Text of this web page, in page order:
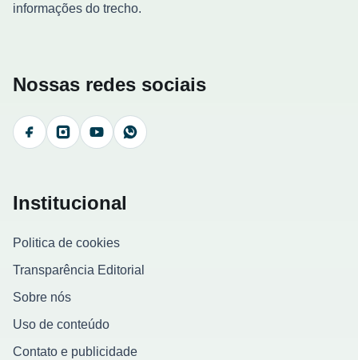
informações do trecho.
Nossas redes sociais
FacebookInstagramYouTubeWhatsApp
Institucional
Politica de cookies
Transparência Editorial
Sobre nós
Uso de conteúdo
Contato e publicidade